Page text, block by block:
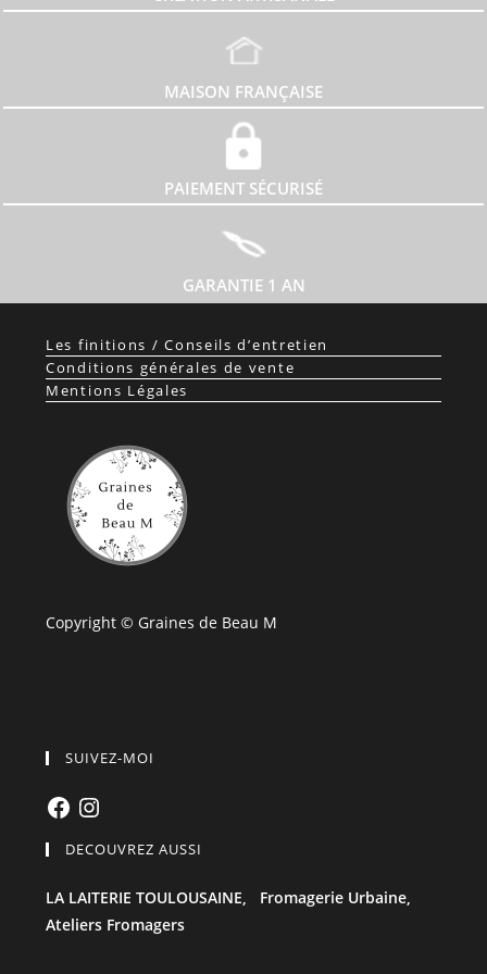
MAISON FRANÇAISE
PAIEMENT SÉCURISÉ
GARANTIE 1 AN
Les finitions / Conseils d’entretien
Conditions générales de vente
Mentions Légales
Copyright © Graines de Beau M
SUIVEZ-MOI
FacebookInstagram
DECOUVREZ AUSSI
LA LAITERIE TOULOUSAINE, Fromagerie Urbaine,
Ateliers Fromagers